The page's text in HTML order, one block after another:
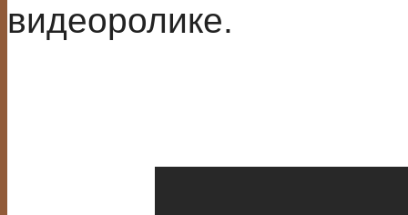
видеоролике.